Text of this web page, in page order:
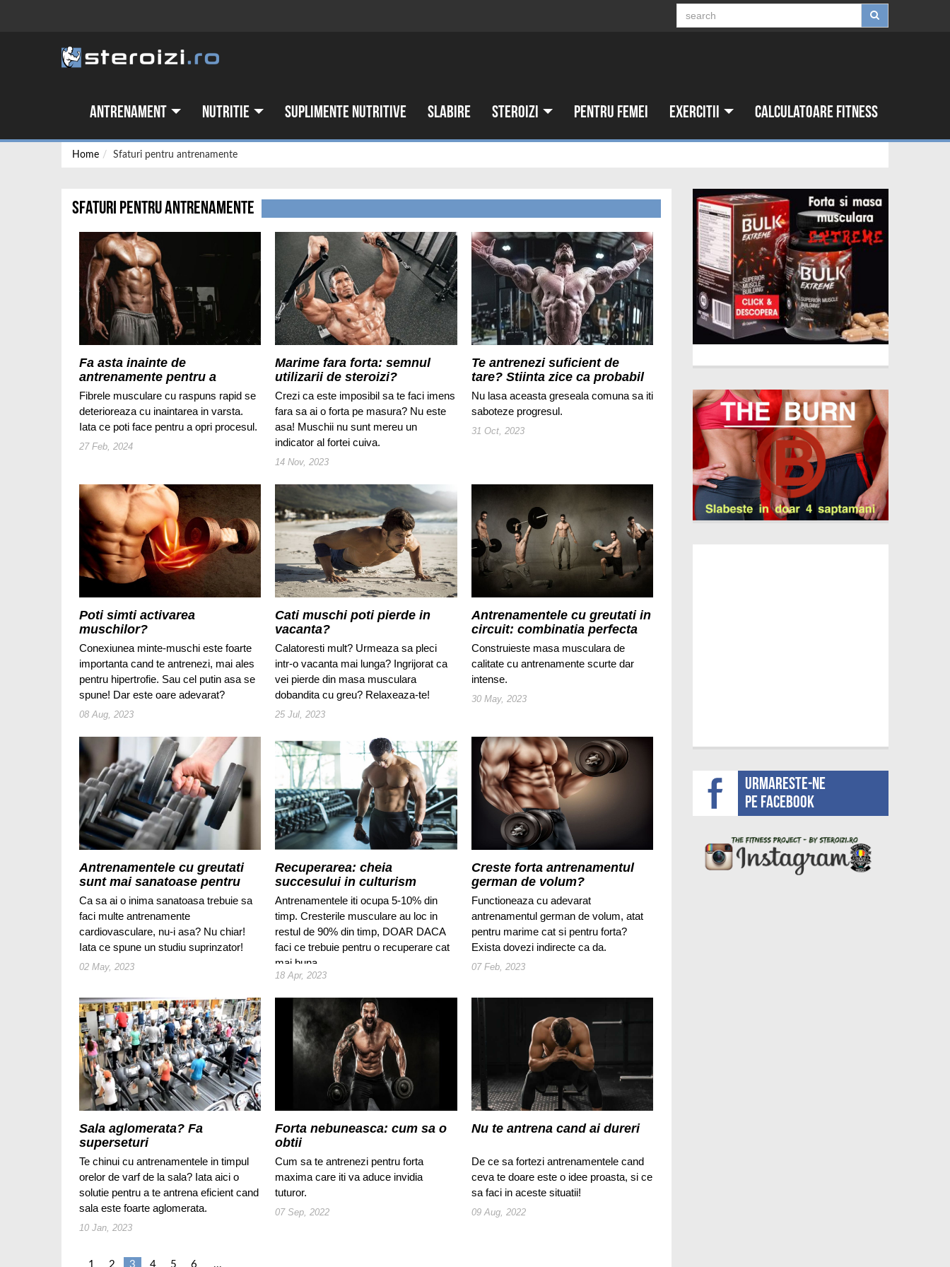
Antrenament Nutritie Suplimente nutritive Slabire Steroizi Pentru femei Exercitii Calculatoare fitness
Home Sfaturi pentru antrenamente
Sfaturi pentru antrenamente
Fa asta inainte de
antrenamente pentru a
ramane tanar
Fibrele musculare cu raspuns rapid se
deterioreaza cu inaintarea in varsta.
Iata ce poti face pentru a opri procesul.
27 Feb, 2024
Marime fara forta: semnul
utilizarii de steroizi?
Crezi ca este imposibil sa te faci imens
fara sa ai o forta pe masura? Nu este
asa! Muschii nu sunt mereu un
indicator al fortei cuiva.
14 Nov, 2023
Te antrenezi suficient de
tare? Stiinta zice ca probabil
NU
Nu lasa aceasta greseala comuna sa iti
saboteze progresul.
31 Oct, 2023
Poti simti activarea
muschilor?
Conexiunea minte-muschi este foarte
importanta cand te antrenezi, mai ales
pentru hipertrofie. Sau cel putin asa se
spune! Dar este oare adevarat?
08 Aug, 2023
Cati muschi poti pierde in
vacanta?
Calatoresti mult? Urmeaza sa pleci
intr-o vacanta mai lunga? Ingrijorat ca
vei pierde din masa musculara
dobandita cu greu? Relaxeaza-te!
25 Jul, 2023
Antrenamentele cu greutati in
circuit: combinatia perfecta
pentru construirea masei
musculare cu acumulare
minima de grasime
Construieste masa musculara de
calitate cu antrenamente scurte dar
intense.
30 May, 2023
Antrenamentele cu greutati
sunt mai sanatoase pentru
inima decat alergatul
Ca sa ai o inima sanatoasa trebuie sa
faci multe antrenamente
cardiovasculare, nu-i asa? Nu chiar!
Iata ce spune un studiu suprinzator!
02 May, 2023
Recuperarea: cheia
succesului in culturism
Antrenamentele iti ocupa 5-10% din
timp. Cresterile musculare au loc in
restul de 90% din timp, DOAR DACA
faci ce trebuie pentru o recuperare cat
mai buna.
18 Apr, 2023
Creste forta antrenamentul
german de volum?
Functioneaza cu adevarat
antrenamentul german de volum, atat
pentru marime cat si pentru forta?
Exista dovezi indirecte ca da.
07 Feb, 2023
Sala aglomerata? Fa
superseturi
Te chinui cu antrenamentele in timpul
orelor de varf de la sala? Iata aici o
solutie pentru a te antrena eficient cand
sala este foarte aglomerata.
10 Jan, 2023
Forta nebuneasca: cum sa o
obtii
Cum sa te antrenezi pentru forta
maxima care iti va aduce invidia
tuturor.
07 Sep, 2022
Nu te antrena cand ai dureri
De ce sa fortezi antrenamentele cand
ceva te doare este o idee proasta, si ce
sa faci in aceste situatii!
09 Aug, 2022
1 2 3 4 5 6 ...
Urmareste-ne
pe facebook